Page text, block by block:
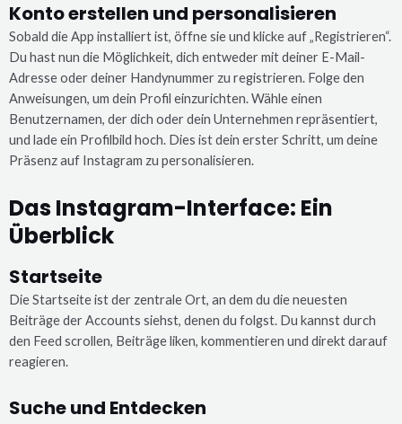
Konto erstellen und personalisieren
Sobald die App installiert ist, öffne sie und klicke auf „Registrieren“.
Du hast nun die Möglichkeit, dich entweder mit deiner E-Mail-
Adresse oder deiner Handynummer zu registrieren. Folge den
Anweisungen, um dein Profil einzurichten. Wähle einen
Benutzernamen, der dich oder dein Unternehmen repräsentiert,
und lade ein Profilbild hoch. Dies ist dein erster Schritt, um deine
Präsenz auf Instagram zu personalisieren.
Das Instagram-Interface: Ein
Überblick
Startseite
Die Startseite ist der zentrale Ort, an dem du die neuesten
Beiträge der Accounts siehst, denen du folgst. Du kannst durch
den Feed scrollen, Beiträge liken, kommentieren und direkt darauf
reagieren.
Suche und Entdecken